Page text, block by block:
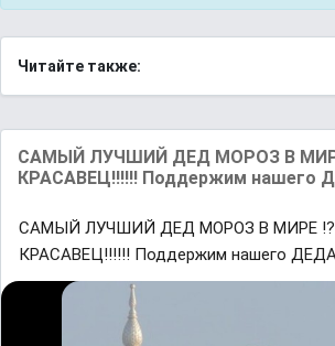
Читайте также:
САМЫЙ ЛУЧШИЙ ДЕД МОРОЗ В
КРАСАВЕЦ!!!!!! Поддержим нашего
САМЫЙ ЛУЧШИЙ ДЕД МОРОЗ В МИРЕ
КРАСАВЕЦ!!!!!! Поддержим нашего